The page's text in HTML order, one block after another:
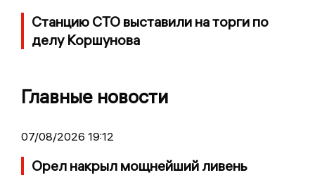
Станцию СТО выставили на торги по
делу Коршунова
Главные новости
07/08/2026 19:12
Орел накрыл мощнейший ливень